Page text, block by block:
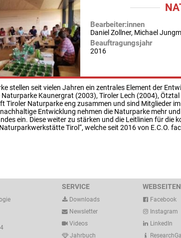
Bearbeiter:innen
Daniel Zollner, Michael
Beauftragungsjahr
2016
stellen seit vielen Jahren ein zentrales Element der
Naturparke Kaunergrat (2003), Tiroler Lech (2004),
Tiroler Naturparke eng zusammen und sind Mitglieder
Entwicklung nehmen die Naturparke mehr
ein. Diese weiter zu stärken und die Leitlinien für die
Tirol“, welche seit 2016 von E.C.O.
SERVICE
Downloads
Newsletter
Videos
Jahrbuch
WEBSEITEN
Facebook
Instagram
LinkedIn